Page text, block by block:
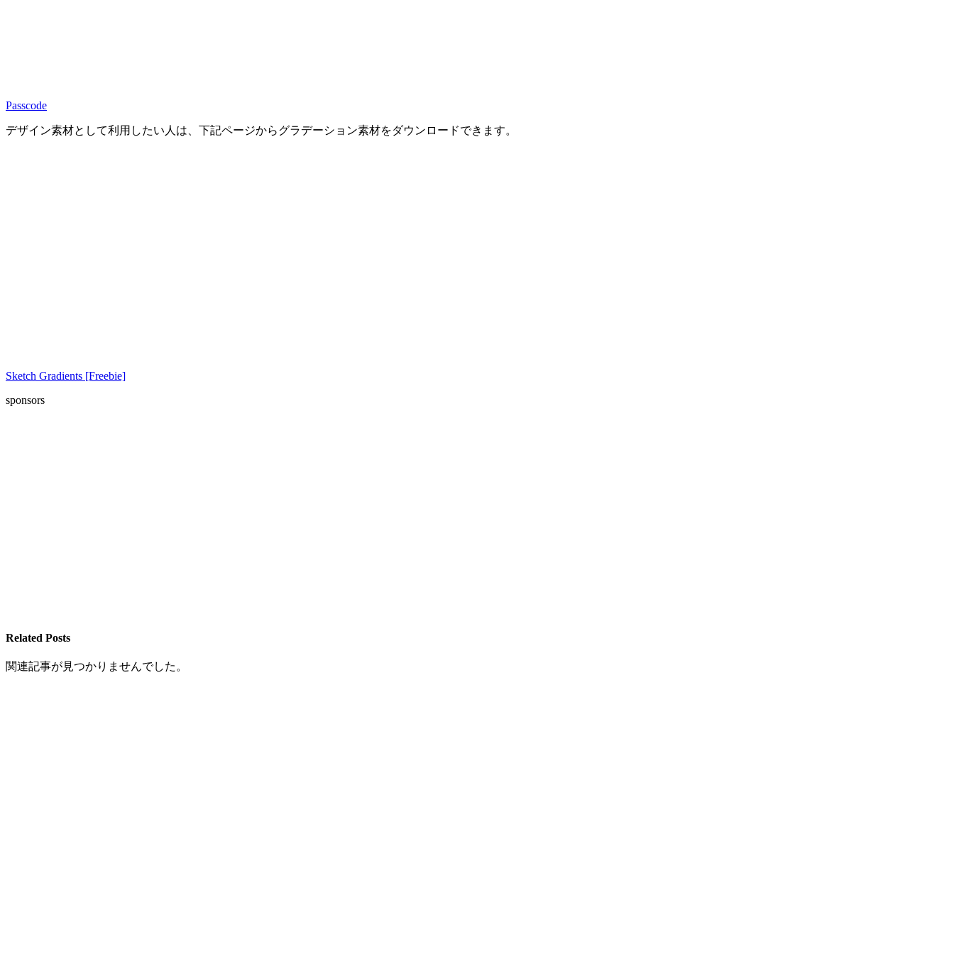
Passcode
デザイン素材として利用したい人は、下記ページからグラデーション素材をダウンロードできます。
Sketch Gradients [Freebie]
sponsors
Related Posts
関連記事が見つかりませんでした。